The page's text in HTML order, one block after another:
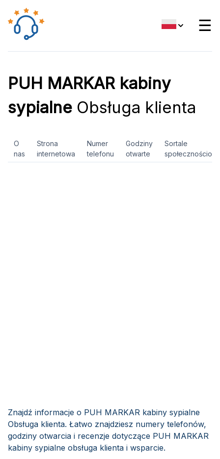
☰
PUH MARKAR kabiny
sypialne Obsługa klienta
O
nas
Strona
internetowa
Numer
telefonu
Godziny
otwarte
Sortale
Znajdź informacje o PUH MARKAR kabiny sypialne
Obsługa klienta. Łatwo znajdziesz numery telefonów,
godziny otwarcia i recenzje dotyczące PUH MARKAR
kabiny sypialne obsługa klienta i wsparcie.